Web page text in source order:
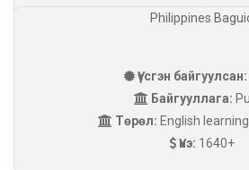
Philippines
Үүсгэн байгуулсан:
Байгууллага:
Төрөл: English
Үнэ: 1640+